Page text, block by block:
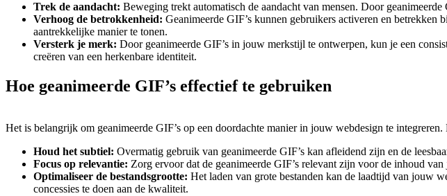
Trek de aandacht: Beweging trekt automatisch de aandacht van mensen. Door
Verhoog de betrokkenheid: Geanimeerde GIF’s kunnen gebruikers activeren en
aantrekkelijke manier te tonen.
Versterk je merk: Door geanimeerde GIF’s in jouw merkstijl te ontwerpen, kun je een
creëren van een herkenbare identiteit.
Hoe geanimeerde GIF’s effectief te gebruiken
Het is belangrijk om geanimeerde GIF’s op een doordachte manier in jouw webdesign te
Houd het subtiel: Overmatig gebruik van geanimeerde GIF’s kan afleidend zijn en de
Focus op relevantie: Zorg ervoor dat de geanimeerde GIF’s relevant zijn voor de inhoud
Optimaliseer de bestandsgrootte: Het laden van grote bestanden kan de laadtijd van jouw
concessies te doen aan de kwaliteit.